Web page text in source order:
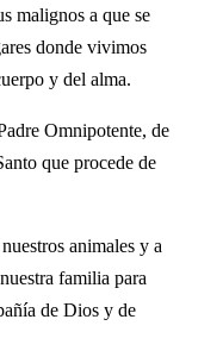
malignos a que se
donde vivimos
y del alma.
Omnipotente, de
que procede de
animales y a
familia para
de Dios y de